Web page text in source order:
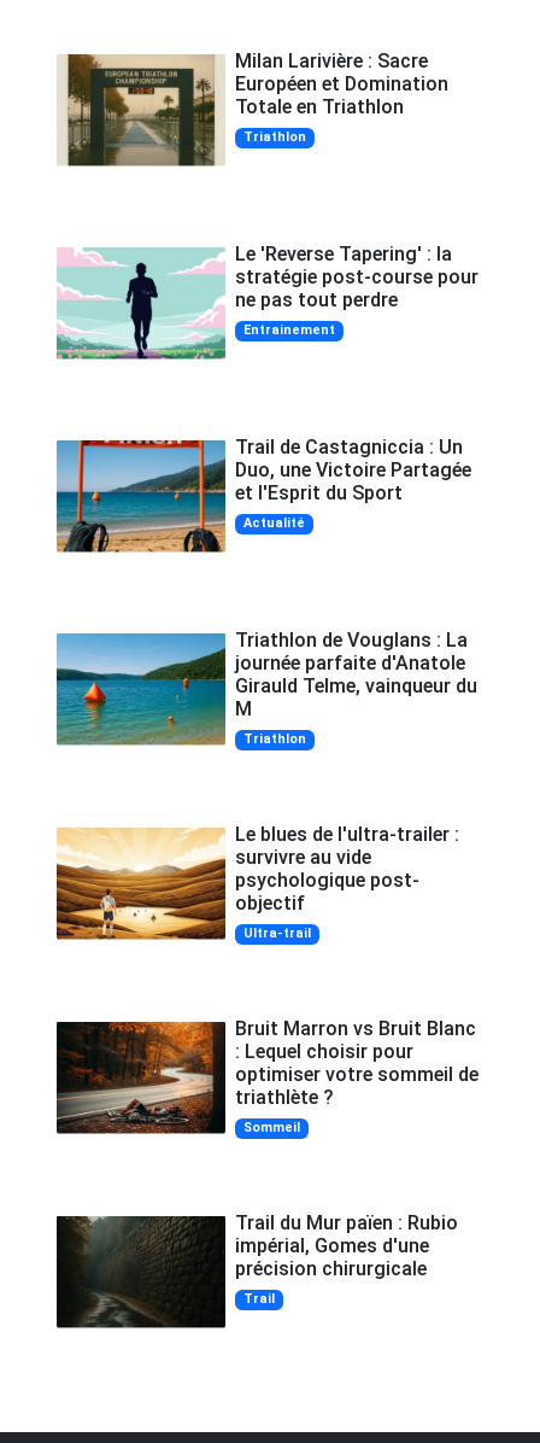
Milan Larivière : Sacre
Européen et Domination
Totale en Triathlon
Triathlon
Le 'Reverse Tapering' : la
stratégie post-course pour
ne pas tout perdre
Entrainement
Trail de Castagniccia : Un
Duo, une Victoire Partagée
et l'Esprit du Sport
Actualité
Triathlon de Vouglans : La
journée parfaite d'Anatole
Girauld Telme, vainqueur du
M
Triathlon
Le blues de l'ultra-trailer :
survivre au vide
psychologique post-
objectif
Ultra-trail
Bruit Marron vs Bruit Blanc
: Lequel choisir pour
optimiser votre sommeil de
triathlète ?
Sommeil
Trail du Mur païen : Rubio
impérial, Gomes d'une
précision chirurgicale
Trail